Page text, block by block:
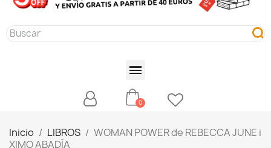
Inicio LIBROS
WOMAN POWER de REBECCA JUNE i
XIMO ABADÍA